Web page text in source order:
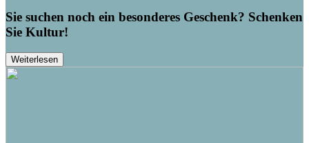
Sie suchen noch ein besonderes Geschenk? Schenken
Sie Kultur!
Weiterlesen